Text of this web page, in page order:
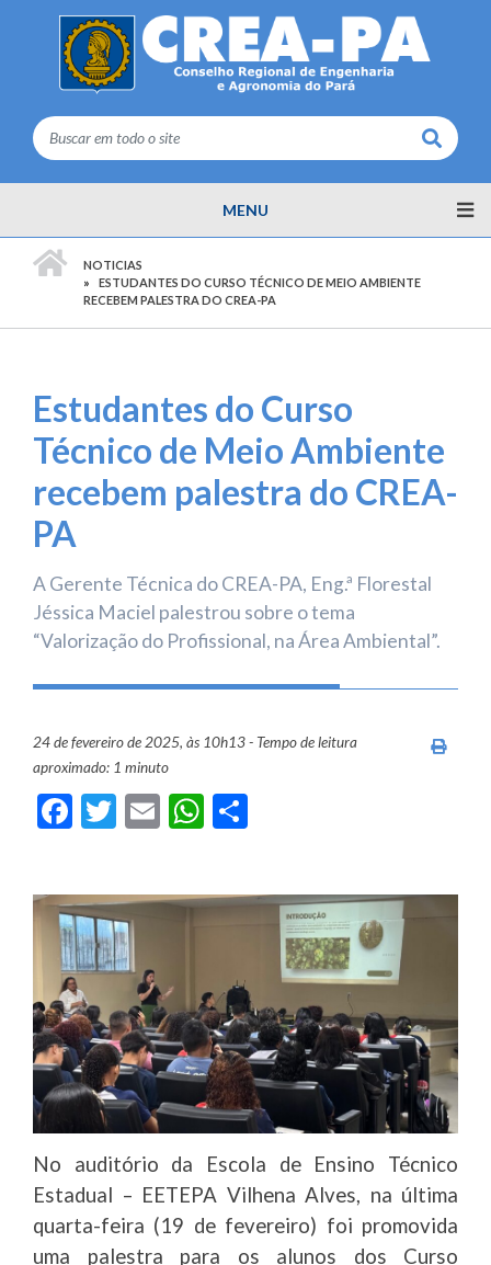
Buscar
MENU
NOTICIAS
ESTUDANTES DO CURSO TÉCNICO DE MEIO AMBIENTE
RECEBEM PALESTRA DO CREA-PA
Estudantes do Curso
Técnico de Meio Ambiente
recebem palestra do CREA-
PA
A Gerente Técnica do CREA-PA, Eng.ª Florestal
Jéssica Maciel palestrou sobre o tema
“Valorização do Profissional, na Área Ambiental”.
24 de fevereiro de 2025, às 10h13 - Tempo de leitura
aproximado: 1 minuto
Facebook
Twitter
EmailWhatsApp
No auditório da Escola de Ensino Técnico
Estadual – EETEPA Vilhena Alves, na última
quarta-feira (19 de fevereiro) foi promovida
uma palestra para os alunos dos Curso